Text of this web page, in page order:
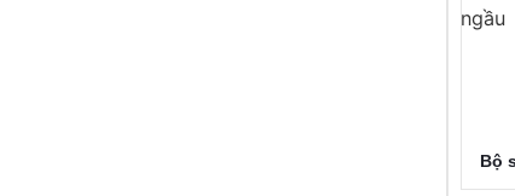
Bộ